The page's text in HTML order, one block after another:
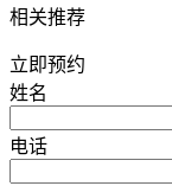
相关推荐
立即预约
姓名
电话